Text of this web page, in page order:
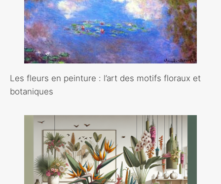
Les fleurs en peinture : l’art des motifs floraux et
botaniques